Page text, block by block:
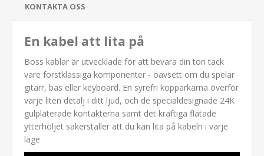
KONTAKTA OSS
En kabel att lita på
Boss kablar är utvecklade för att bevara din ton tack
vare förstklassiga komponenter - oavsett om du spelar
gitarr, bas eller keyboard. En syrefri kopparkärna överför
varje liten detalj i ditt ljud, och de specialdesignade 24K
gulpläterade kontakterna samt det kraftiga flätade
ytterhöljet säkerställer att du kan lita på kabeln i varje
läge